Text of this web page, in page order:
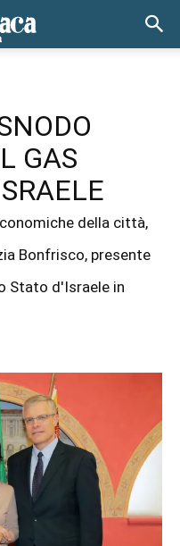
GAS
della città,
Bonfrisco, presente
Stato d'Israele in